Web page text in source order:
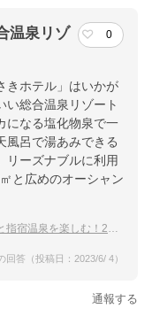
温泉リゾ
0
きホテル」はいかが
い総合温泉リゾート
になる塩化物泉で一
風呂で湯あみできる
リーズナブルに利用
と広めのオーシャン
楽しむ！2連泊でキレイな宿
回答（投稿日：2023/6/ 4）
通報する